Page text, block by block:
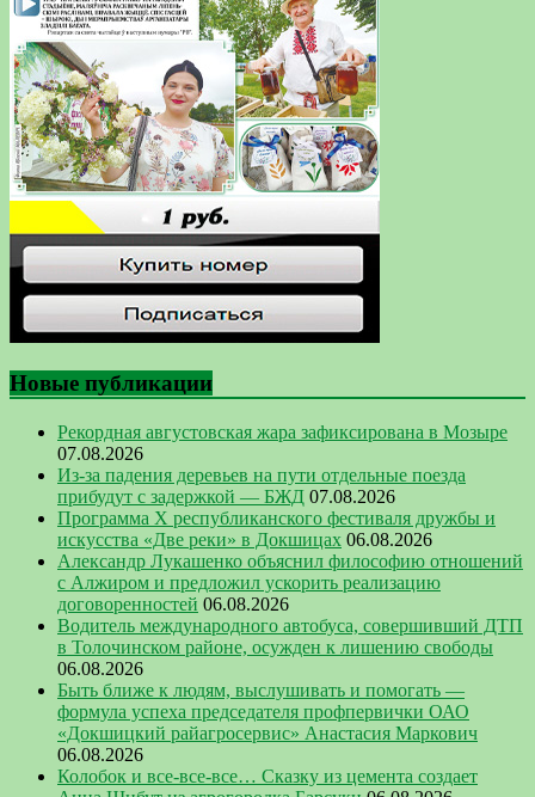
Новые публикации
Рекордная августовская жара зафиксирована в Мозыре
07.08.2026
Из-за падения деревьев на пути отдельные поезда
прибудут с задержкой — БЖД 07.08.2026
Программа Х республиканского фестиваля дружбы и
искусства «Две реки» в Докшицах 06.08.2026
Александр Лукашенко объяснил философию отношений
с Алжиром и предложил ускорить реализацию
договоренностей 06.08.2026
Водитель международного автобуса, совершивший ДТП
в Толочинском районе, осужден к лишению свободы
06.08.2026
Быть ближе к людям, выслушивать и помогать —
формула успеха председателя профпервички ОАО
«Докшицкий райагросервис» Анастасия Маркович
06.08.2026
Колобок и все-все-все… Сказку из цемента создает